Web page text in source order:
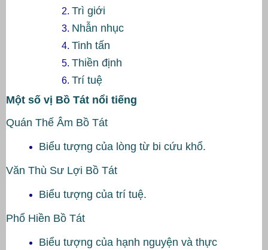
Trì giới
Nhẫn nhục
Tinh tấn
Thiền định
Trí tuệ
Một số vị Bồ Tát nổi tiếng
Quán Thế Âm Bồ Tát
Biểu tượng của lòng từ bi cứu khổ.
Văn Thù Sư Lợi Bồ Tát
Biểu tượng của trí tuệ.
Phổ Hiền Bồ Tát
Biểu tượng của hạnh nguyện và thực